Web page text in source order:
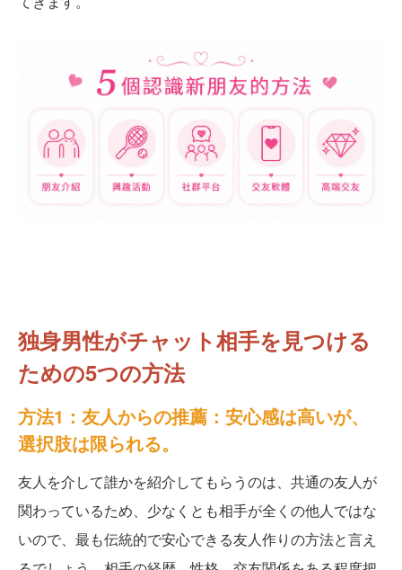
独身男性がチャット相手を見つける
ための5つの方法
方法1：友人からの推薦：安心感は高いが、
選択肢は限られる。
友人を介して誰かを紹介してもらうのは、共通の友人が
関わっているため、少なくとも相手が全くの他人ではな
いので、最も伝統的で安心できる友人作りの方法と言え